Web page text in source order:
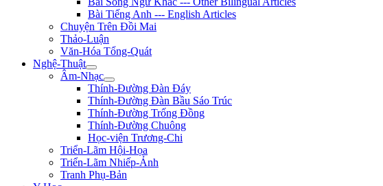
Bài Tiếng Anh --- English Articles
Chuyện Trên Đồi Mai
Thảo-Luận
Văn-Hóa Tổng-Quát
Nghệ-Thuật
Âm-Nhạc
Thính-Đường Đàn Đáy
Thính-Đường Đàn Bầu Sáo Trúc
Thính-Đường Trống Đồng
Thính-Đường Chuông
Học-viện Trương-Chi
Triển-Lãm Hội-Họa
Triển-Lãm Nhiếp-Ảnh
Tranh Phụ-Bản